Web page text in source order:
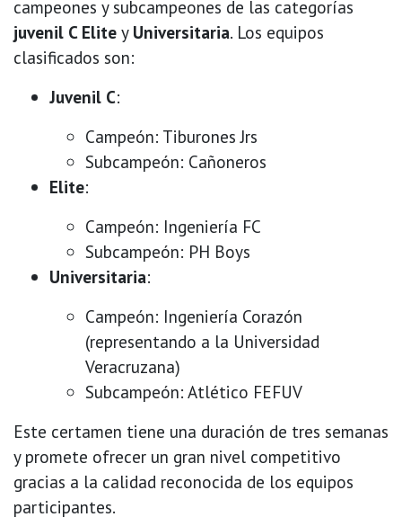
campeones y subcampeones de las categorías
juvenil C Elite y Universitaria. Los equipos
clasificados son:
Juvenil C:
Campeón: Tiburones Jrs
Subcampeón: Cañoneros
Elite:
Campeón: Ingeniería FC
Subcampeón: PH Boys
Universitaria:
Campeón: Ingeniería Corazón
(representando a la Universidad
Veracruzana)
Subcampeón: Atlético FEFUV
Este certamen tiene una duración de tres semanas
y promete ofrecer un gran nivel competitivo
gracias a la calidad reconocida de los equipos
participantes.